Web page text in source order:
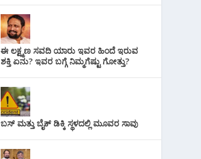
ಈ ಲಕ್ಷ್ಮಣ ಸವದಿ ಯಾರು ಇವರ ಹಿಂದೆ ಇರುವ
ಶಕ್ತಿ ಏನು? ಇವರ ಬಗ್ಗೆ ನಿಮ್ಮಗೆಷ್ಟು ಗೋತ್ತು?
ಬಸ್ ಮತ್ತು ಬೈಕ್ ಡಿಕ್ಕಿ ಸ್ಥಳದಲ್ಲಿ ಮೂವರ ಸಾವು